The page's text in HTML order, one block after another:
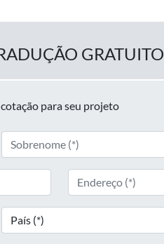
GRATUITO
para seu projeto